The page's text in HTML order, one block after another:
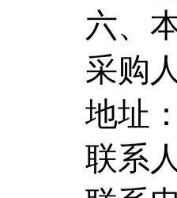
六、
采购
地址
联系